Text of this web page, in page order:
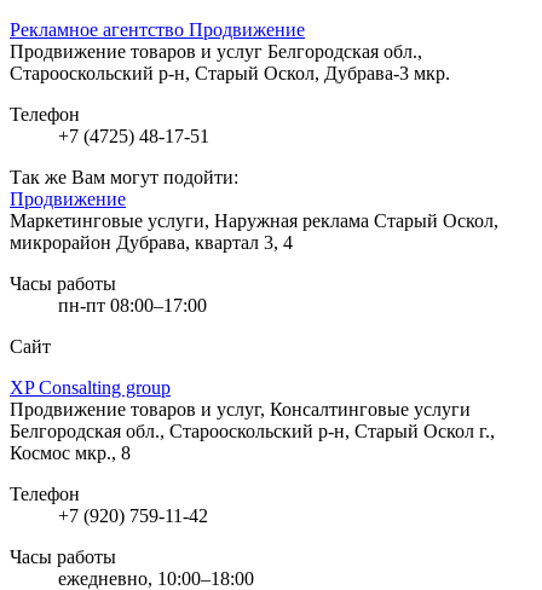
Рекламное агентство Продвижение
Продвижение товаров и услуг Белгородская обл.,
Старооскольский р-н, Старый Оскол, Дубрава-3 мкр.
Телефон
+7 (4725) 48-17-51
Так же Вам могут подойти:
Продвижение
Маркетинговые услуги, Наружная реклама Старый Оскол,
микрорайон Дубрава, квартал 3, 4
Часы работы
пн-пт 08:00–17:00
Сайт
XP Consalting group
Продвижение товаров и услуг, Консалтинговые услуги
Белгородская обл., Старооскольский р-н, Старый Оскол г.,
Космос мкр., 8
Телефон
+7 (920) 759-11-42
Часы работы
ежедневно, 10:00–18:00